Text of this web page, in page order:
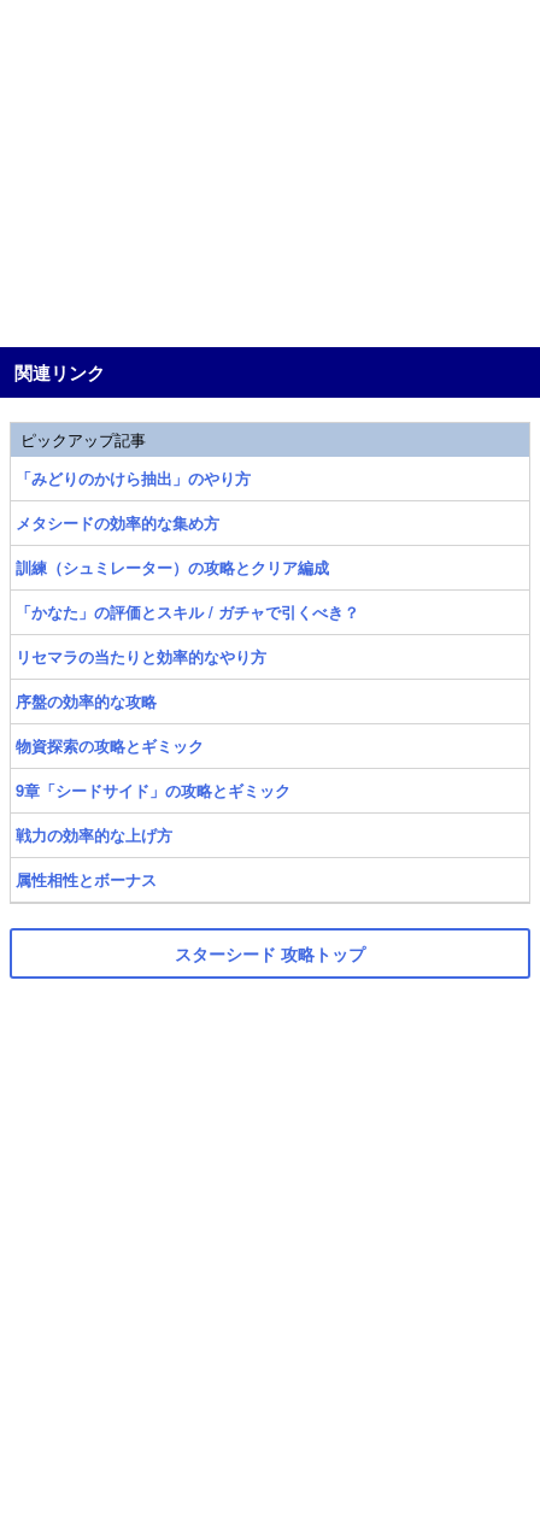
関連リンク
ピックアップ記事
「みどりのかけら抽出」のやり方
メタシードの効率的な集め方
訓練（シュミレーター）の攻略とクリア編成
「かなた」の評価とスキル / ガチャで引くべき？
リセマラの当たりと効率的なやり方
序盤の効率的な攻略
物資探索の攻略とギミック
9章「シードサイド」の攻略とギミック
戦力の効率的な上げ方
属性相性とボーナス
スターシード 攻略トップ